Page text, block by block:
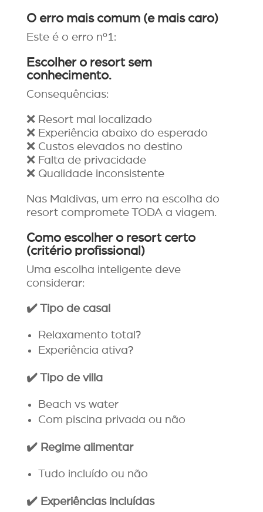
O erro mais comum (e mais caro)
Este é o erro nº1:
Escolher o resort sem
conhecimento.
Consequências:
❌ Resort mal localizado
❌ Experiência abaixo do esperado
❌ Custos elevados no destino
❌ Falta de privacidade
❌ Qualidade inconsistente
Nas Maldivas, um erro na escolha do
resort compromete TODA a viagem.
Como escolher o resort certo
(critério profissional)
Uma escolha inteligente deve
considerar:
✔️Tipo de casal
Relaxamento total?
Experiência ativa?
✔️Tipo de villa
Beach vs water
Com piscina privada ou não
✔️Regime alimentar
Tudo incluído ou não
✔️Experiências incluídas